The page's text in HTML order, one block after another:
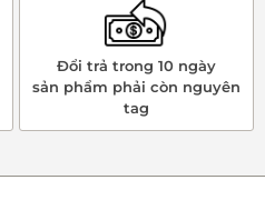
Đổi trả trong 10 ngày
sản phẩm phải còn nguyên
tag